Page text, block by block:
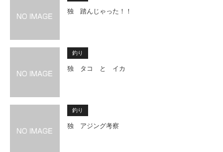
独 踏んじゃった！！
釣り
独 タコ と イカ
釣り
独 アジング考察